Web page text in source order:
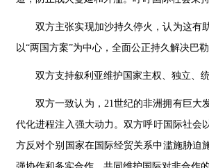
双方主张实现加沙持久停火，认为这有
以“两国方案”为中心，全面公正持久解决巴
双方支持叙利亚维护国家主权、独立、
双方一致认为，21世纪的非洲拥有巨大
代化进程注入强大动力。双方呼吁国际社会
方反对个别国家在国际经贸关系中滥施胁迫